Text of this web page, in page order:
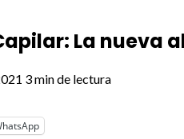
La nueva
3 min de lectura